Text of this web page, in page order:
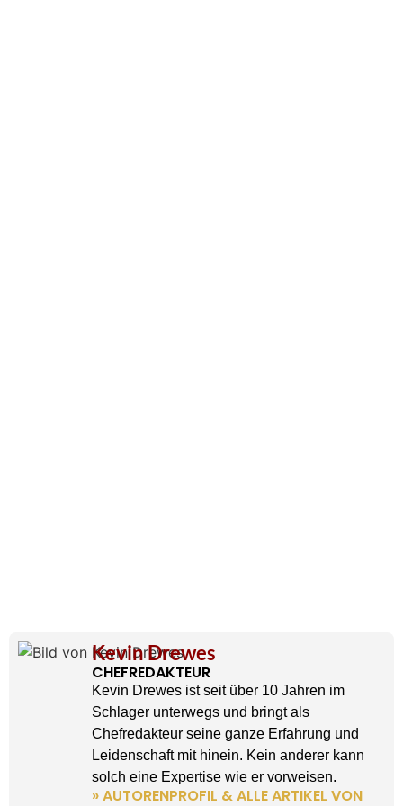
Kevin Drewes
CHEFREDAKTEUR
Kevin Drewes ist seit über 10 Jahren im
Schlager unterwegs und bringt als
Chefredakteur seine ganze Erfahrung und
Leidenschaft mit hinein. Kein anderer kann
solch eine Expertise wie er vorweisen.
» AUTORENPROFIL & ALLE ARTIKEL VON